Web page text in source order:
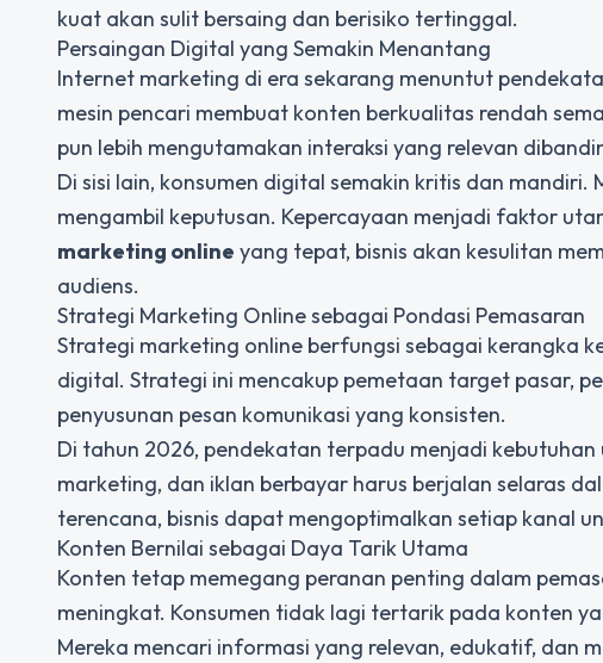
kuat akan sulit bersaing dan berisiko tertinggal.
Persaingan Digital yang Semakin Menantang
Internet marketing di era sekarang menuntut
mesin pencari membuat konten berkualitas rendah
pun lebih mengutamakan interaksi yang relevan
Di sisi lain, konsumen digital semakin kritis dan
mengambil keputusan. Kepercayaan menjadi faktor
marketing online yang tepat, bisnis akan kesulitan
audiens.
Strategi Marketing Online sebagai Pondasi Pemasaran
Strategi marketing online berfungsi sebagai kerangka
digital. Strategi ini mencakup pemetaan target pasar,
penyusunan pesan komunikasi yang konsisten.
Di tahun 2026, pendekatan terpadu menjadi
marketing, dan iklan berbayar harus berjalan selaras
terencana, bisnis dapat mengoptimalkan setiap kanal
Konten Bernilai sebagai Daya Tarik Utama
Konten tetap memegang peranan penting dalam
meningkat. Konsumen tidak lagi tertarik pada konten
Mereka mencari informasi yang relevan, edukatif, dan